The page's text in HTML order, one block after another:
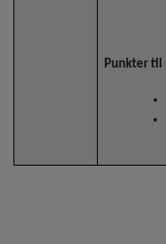
Punkter